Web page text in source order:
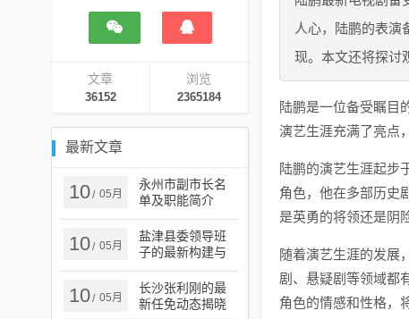
文章
36152
浏览
2365184
最新文章
10/ 05月
永州市副市长名
单及职能简介
10/ 05月
盐津县委领导班
子的最新构建与
发展概览
10/ 05月
长沙张利刚的最
新任免动态揭晓
人心，陆鹏的表演
现。本文还将探讨
陆鹏是一位备受瞩目
演艺生涯充满了亮点
陆鹏的演艺生涯起步
角色，他在多部历史
是英勇的将领还是阴
随着演艺生涯的发展
剧、悬疑剧等领域都
角色的情感和性格，